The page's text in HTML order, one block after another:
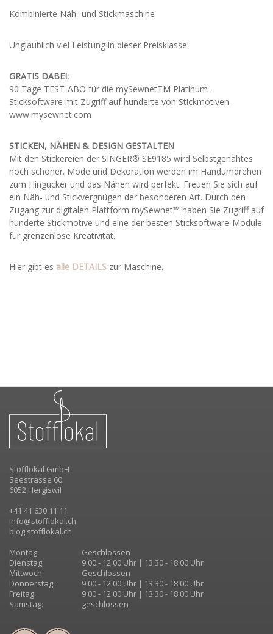
Kombinierte Näh- und Stickmaschine
Unglaublich viel Leistung in dieser Preisklasse!
GRATIS DABEI:
90 Tage TEST-ABO für die mySewnetTM Platinum-
Sticksoftware mit Zugriff auf hunderte von Stickmotiven.
www.mysewnet.com
STICKEN, NÄHEN & DESIGN GESTALTEN
Mit den Stickereien der SINGER® SE9185 wird Selbstgenähtes
noch schöner. Mode und Dekoration werden im Handumdrehen
zum Hingucker und das Nähen wird perfekt. Freuen Sie sich auf
ein Näh- und Stickvergnügen der besonderen Art. Durch den
Zugang zur digitalen Plattform mySewnet™ haben Sie Zugriff auf
hunderte Stickmotive und eine der besten Sticksoftware-Module
für grenzenlose Kreativität.
Hier gibt es alle DETAILS zur Maschine.
Stofflokal GmbH
Seestrasse 60
6052 Hergiswil
+41 41 630 11 11
info@stofflokal.ch
blog.stofflokal.ch
Montag:
Geschlossen
Dienstag:
9.00 - 12.00 Uhr | 13.30 - 18.00 Uhr
Mittwoch:
Geschlossen
Donnerstag:
9.00 - 12.00 Uhr | 13.30 - 18.00 Uhr
Freitag:
9.00 - 12.00 Uhr | 13.30 - 18.00 Uhr
Samstag:
geschlossen